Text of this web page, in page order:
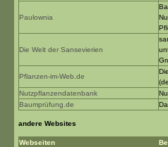
Paulownia
Die Welt der Sansevierien
Pflanzen-im-Web.de
Nutzpflanzendatenbank
Baumprüfung.de
andere Websites
Webseiten